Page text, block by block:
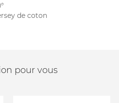
de coton
pour vous